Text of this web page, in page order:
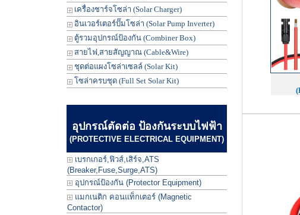
เครื่องชาร์จโซล่า (Solar Charger)
อินเวอร์เตอร์ปั๊มโซล่า (Solar Pump Inverter)
ตู้รวมอุปกรณ์ป้องกัน (Combiner Box)
สายไฟ,สายสัญญาณ (Cable&Wire)
ชุดต่อแผงโซล่าเซลล์ (Solar Kit)
โซล่าครบชุด (Full Set Solar Kit)
อุปกรณ์ตัดต่อ ป้องกันระบบไฟฟ้า
(PROTECTIVE ELECTRICAL EQUIPMENT)
เบรกเกอร์,ฟิวส์,เสิร์จ,ATS
(Breaker,Fuse,Surge,ATS)
อุปกรณ์ป้องกัน (Protector Equipment)
แมกเนติก คอนแท็กเตอร์ (Magnetic
Contactor)